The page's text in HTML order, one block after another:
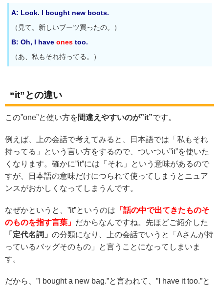
A: Look. I bought new boots.
（見て。新しいブーツ買ったの。）
B: Oh, I have ones too.
（あ、私もそれ持ってる。）
“it”との違い
この”one”と使い方を間違えやすいのが”it”です。
例えば、上の会話で考えてみると、日本語では「私もそれ
持ってる」という言い方をするので、ついつい”it”を使いた
くなります。確かに”it”には「それ」という意味があるので
すが、日本語の意味だけにつられて使ってしまうとニュア
ンスがおかしくなってしまうんです。
なぜかというと、”it”というのは 「話の中で出てきたものそ
のものを指す言葉」 だからなんですね。先ほどご紹介した
「定代名詞」 の分類になり、上の会話でいうと「Aさんが持
っているバッグそのもの」と言うことになってしまいま
す。
だから、”I bought a new bag.”と言われて、”I have it too.”と